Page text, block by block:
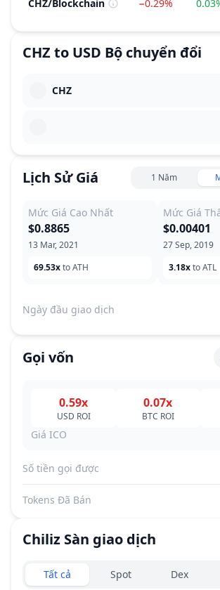
CHZ/Blockchain −0.29%
CHZ to USD Bộ chuyển đổi
CHZ
Lịch Sử Giá 1 Năm
Mức Giá Cao Nhất
13 Mar, 2021
$0.8865
69.53xto ATH
Mức Giá
27 Sep, 2019
$0.00401
3.18xto ATL
Ngày đầu giao dịch
Gọi vốn
0.59x
USD ROI
0.07x
BTC ROI
Giá ICO
Số tiền gọi được
Tokens Đã Bán
Chiliz Sàn giao dịch
Exchanges type
Tất cả Spot Dex